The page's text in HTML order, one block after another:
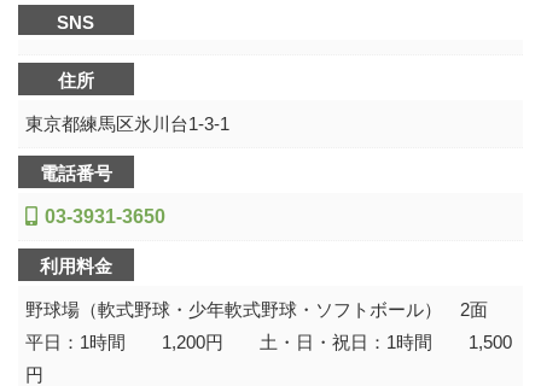
SNS
住所
東京都練馬区氷川台1-3-1
電話番号
03-3931-3650
利用料金
野球場（軟式野球・少年軟式野球・ソフトボール） 2面
平日：1時間 1,200円 土・日・祝日：1時間 1,500
円